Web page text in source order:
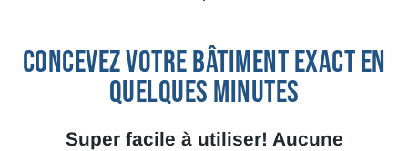
CONCEVEZ VOTRE BÂTIMENT EXACT EN
QUELQUES MINUTES
Super facile à utiliser! Aucune